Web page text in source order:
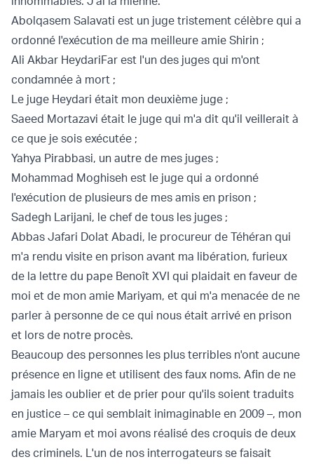
Abolqasem Salavati est un juge tristement célèbre qui a
ordonné l'exécution de ma meilleure amie Shirin ;
Ali Akbar HeydariFar est l'un des juges qui m'ont
condamnée à mort ;
Le juge Heydari était mon deuxième juge ;
Saeed Mortazavi était le juge qui m'a dit qu'il veillerait à
ce que je sois exécutée ;
Yahya Pirabbasi, un autre de mes juges ;
Mohammad Moghiseh est le juge qui a ordonné
l'exécution de plusieurs de mes amis en prison ;
Sadegh Larijani, le chef de tous les juges ;
Abbas Jafari Dolat Abadi, le procureur de Téhéran qui
m'a rendu visite en prison avant ma libération, furieux
de la lettre du pape Benoît XVI qui plaidait en faveur de
moi et de mon amie Mariyam, et qui m'a menacée de ne
parler à personne de ce qui nous était arrivé en prison
et lors de notre procès.
Beaucoup des personnes les plus terribles n'ont aucune
présence en ligne et utilisent des faux noms. Afin de ne
jamais les oublier et de prier pour qu'ils soient traduits
en justice – ce qui semblait inimaginable en 2009 –, mon
amie Maryam et moi avons réalisé des croquis de deux
des criminels. L'un de nos interrogateurs se faisait